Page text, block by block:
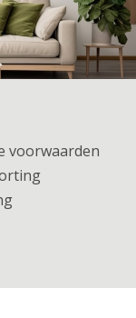
voorwaarden